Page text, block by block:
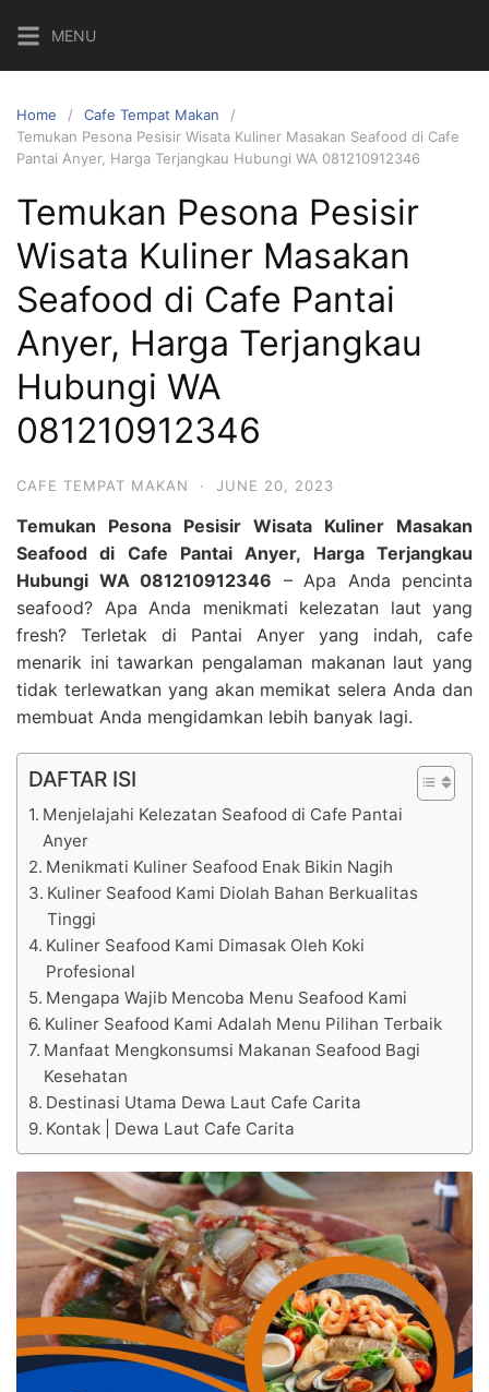
content
MENU
Home
Cafe Tempat Makan
Temukan Pesona Pesisir Wisata Kuliner Masakan Seafood di Cafe
Pantai Anyer, Harga Terjangkau Hubungi WA 081210912346
Temukan Pesona Pesisir
Wisata Kuliner Masakan
Seafood di Cafe Pantai
Anyer, Harga Terjangkau
Hubungi WA
081210912346
CAFE TEMPAT MAKAN · JUNE 20, 2023
Temukan Pesona Pesisir Wisata Kuliner Masakan
Seafood di Cafe Pantai Anyer, Harga Terjangkau
Hubungi WA 081210912346 – Apa Anda pencinta
seafood? Apa Anda menikmati kelezatan laut yang
fresh? Terletak di Pantai Anyer yang indah, cafe
menarik ini tawarkan pengalaman makanan laut yang
tidak terlewatkan yang akan memikat selera Anda dan
membuat Anda mengidamkan lebih banyak lagi.
DAFTAR ISI
Menjelajahi Kelezatan Seafood di Cafe Pantai
Anyer
Menikmati Kuliner Seafood Enak Bikin Nagih
Kuliner Seafood Kami Diolah Bahan Berkualitas
Tinggi
Kuliner Seafood Kami Dimasak Oleh Koki
Profesional
Mengapa Wajib Mencoba Menu Seafood Kami
Kuliner Seafood Kami Adalah Menu Pilihan Terbaik
Manfaat Mengkonsumsi Makanan Seafood Bagi
Kesehatan
Destinasi Utama Dewa Laut Cafe Carita
Kontak | Dewa Laut Cafe Carita